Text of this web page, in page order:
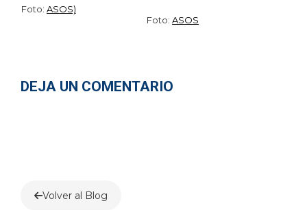
Foto: ASOS)
Foto:ASOS
DEJA UN COMENTARIO
Volver al Blog
He leído y acepto la